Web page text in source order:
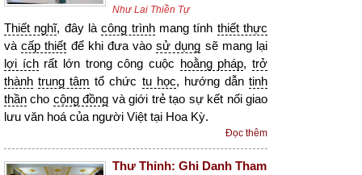
Như Lai Thiền Tự
Thiết nghĩ, đây làcông trìnhmang tính thiết thực
vàcấp thiết để khi đưa vàosử dụng sẽ mang lại
lợi íchrất lớn trong công cuộc hoằng pháp,trở
thành trung tâm tổ chức tu học, hướng dẫntinh
thần cho cộng đồng và giới trẻ tạo sự kết nối giao
lưu văn hoá của người Việt tại Hoa Kỳ.
Đọc thêm
Thư Thỉnh: Ghi Danh Tham